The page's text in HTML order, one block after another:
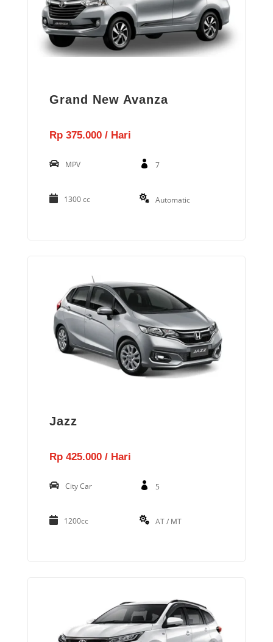
Grand New Avanza
Rp 375.000 / Hari
MPV 7
1300 cc Automatic
Jazz
Rp 425.000 / Hari
City Car 5
1200cc AT / MT